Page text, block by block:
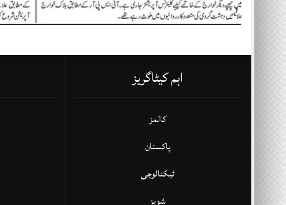
اہم کیٹاگریز
کالمز
پاکستان
ٹیکنالوجی
شوبز